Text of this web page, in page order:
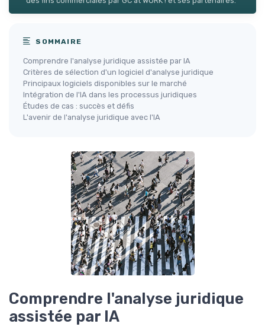
SOMMAIRE
Comprendre l'analyse juridique assistée par IA
Critères de sélection d'un logiciel d'analyse juridique
Principaux logiciels disponibles sur le marché
Intégration de l'IA dans les processus juridiques
Études de cas : succès et défis
L'avenir de l'analyse juridique avec l'IA
Comprendre l'analyse juridique
assistée par IA